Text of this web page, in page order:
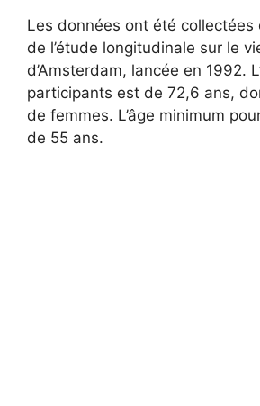
Les données ont été collectées
de l’étude longitudinale sur le
d’Amsterdam, lancée en 1992.
participants est de 72,6 ans,
de femmes. L’âge minimum
de 55 ans.